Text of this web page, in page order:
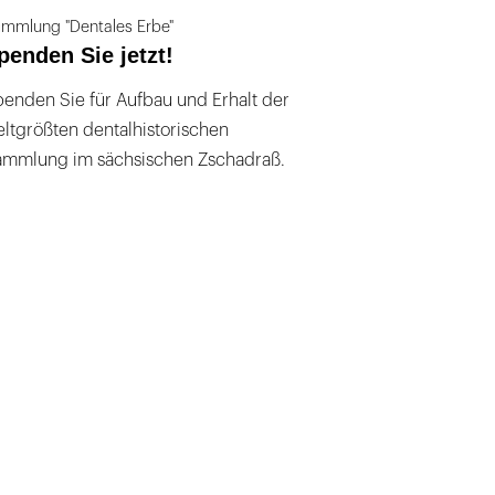
"Dentales Erbe"
Sie jetzt!
Sie für Aufbau und Erhalt der
dentalhistorischen
im sächsischen Zschadraß.